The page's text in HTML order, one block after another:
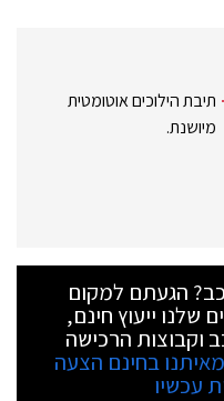
תיבת הילוכים אוטומטית
מיושנת.
הגעתם למקום
שלנו ייעוץ חינם,
וקבוצות הרכישה
בחינם הצעה
עכשיו